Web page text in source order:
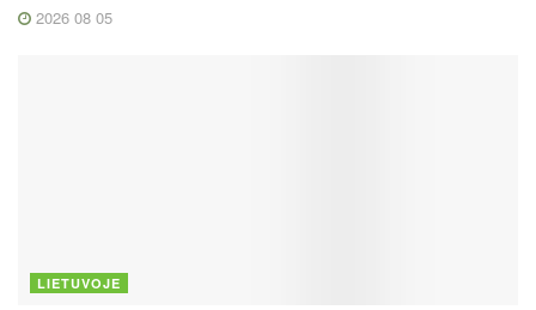
2026 08 05
LIETUVOJE